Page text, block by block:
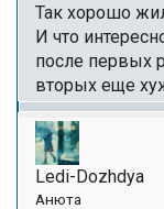
Так хорошо
И что
после первых
вторых еще
Ledi-Dozhdya
Анюта